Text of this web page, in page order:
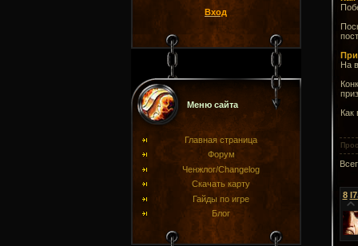
Вход
Меню сайта
Главная страница
Форум
Ченжлог/Changelog
Скачать карту
Гайды по игре
Блог
На
Как
8